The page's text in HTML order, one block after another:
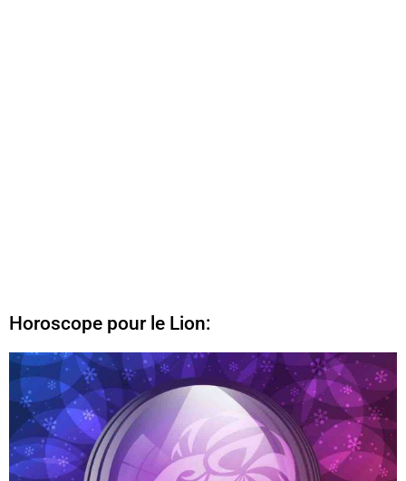
Horoscope pour le Lion: